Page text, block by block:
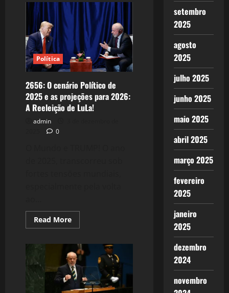
O
Feminicídio
Tainara!
Política
2656: O cenário Político de
2025 e as projeções para 2026:
A Reeleição de LuLa!
admin
0
Read MoreRead
more
cenário
Político
de
2025
e
as
setembro
2025
agosto
2025
julho 2025
junho 2025
maio 2025
abril 2025
março 2025
fevereiro
2025
janeiro
2025
dezembro
2024
novembro